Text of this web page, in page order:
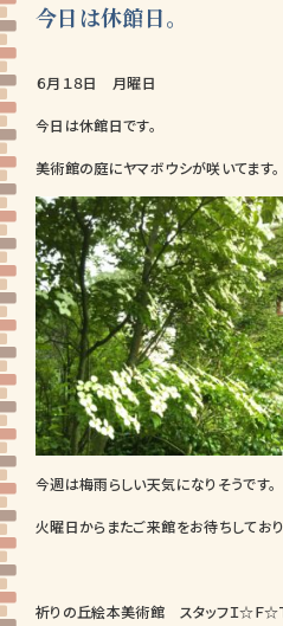
今日は休館日。
６月１８日 月曜日
今日は休館日です。
美術館の庭にヤマボウシが咲いてます。
今週は梅雨らしい天気になりそうです。
火曜日からまたご来館をお待ちしてお
祈りの丘絵本美術館 スタッフＩ☆Ｆ